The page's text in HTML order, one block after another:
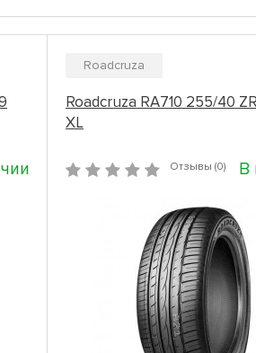
Roadcruza
Roadcruza RA710 255/40
XL
Отзывы (0) В